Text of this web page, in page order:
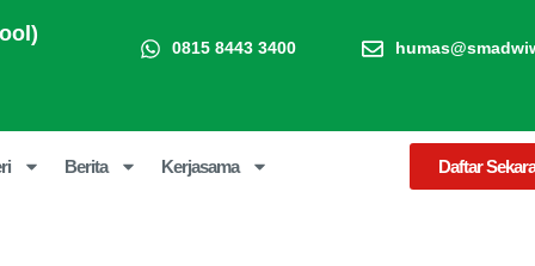
0815 8443 3400
Berita Kerjasama Daftar